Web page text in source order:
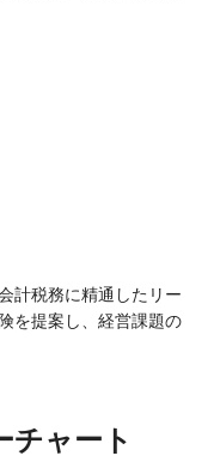
計税務に精通したリー
を提案し、経営課題の
チャート